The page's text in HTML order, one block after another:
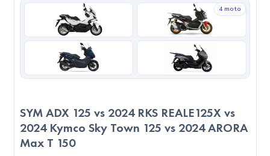
Sky Town 125 ve 2024 Honda Activa 125. Torkta öne
çıkan: 2024 Kymco Sky Town 125. Maksimum hızda öne
çıkan: 2023 TVS Ntorq 125 RE, 2024 Kymco Sky Town
125 ve 2024 Honda Activa 125. Nihai tercih; ergonomi,
4 moto
SYM ADX 125 vs 2024 RKS REALE125X vs
2024 Kymco Sky Town 125 vs 2024 ARORA
Max T 150